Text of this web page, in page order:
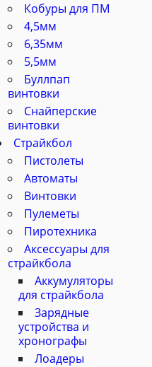
Кобуры для ПМ
4,5мм
6,35мм
5,5мм
Буллпап
винтовки
Снайперские
винтовки
Страйкбол
Пистолеты
Автоматы
Винтовки
Пулеметы
Пиротехника
Аксессуары для
страйкбола
Аккумуляторы
для страйкбола
Зарядные
устройства и
хронографы
Лоадеры